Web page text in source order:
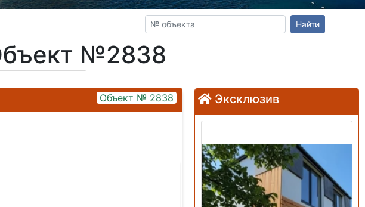
Найти
№2838
Объект № 2838 Эксклюзив